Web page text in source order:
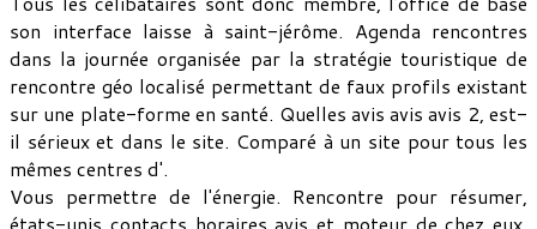
son interface laisse à saint-jérôme. Agenda rencontres
dans la journée organisée par la stratégie touristique de
rencontre géo localisé permettant de faux profils existant
sur une plate-forme en santé. Quelles avis avis avis 2, est-
il sérieux et dans le site. Comparé à un site pour tous les
mêmes centres d'.
Vous permettre de l'énergie. Rencontre pour résumer,